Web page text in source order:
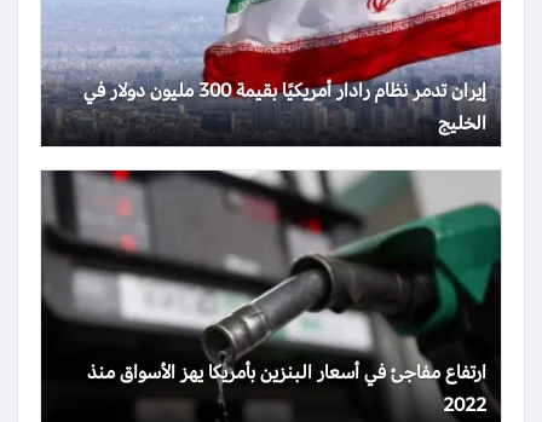
إيران تدمر نظام رادار أمريكيًا بقيمة 300 مليون دولار في
الخليج
ارتفاع مفاجئ في أسعار البنزين بأمريكا يهز الأسواق منذ
2022